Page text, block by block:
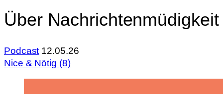
Über Nachrichtenmüdigkeit
Podcast 12.05.26
Nice & Nötig (8)